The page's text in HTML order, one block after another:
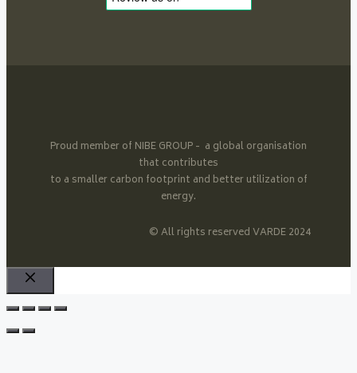
Proud member of NIBE GROUP - a global organisation
that contributes
to a smaller carbon footprint and better utilization of
energy.
© All rights reserved VARDE 2024
Sulje